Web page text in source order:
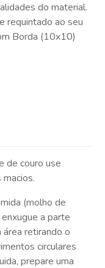
do material.
requintado ao seu
Borda (10x10)
de couro use
(molho de
a parte
retirando o
circulares
prepare uma